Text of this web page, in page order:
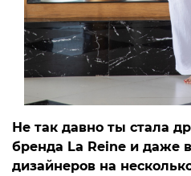
Не так давно ты стала
бренда La Reine и даже
дизайнеров на